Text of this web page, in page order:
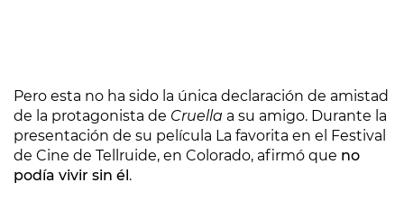
Pero esta no ha sido la única declaración de amistad
de la protagonista de Cruella a su amigo. Durante la
presentación de su película La favorita en el Festival
de Cine de Tellruide, en Colorado, afirmó que no
podía vivir sin él.